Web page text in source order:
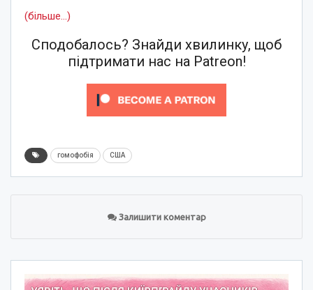
(більше…)
Сподобалось? Знайди хвилинку, щоб
підтримати нас на Patreon!
гомофобія США
Залишити коментар